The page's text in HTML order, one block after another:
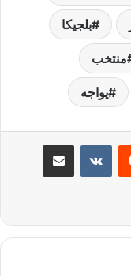
بلجيكا
منتخب
يواجه
مشاركة عبر البريد